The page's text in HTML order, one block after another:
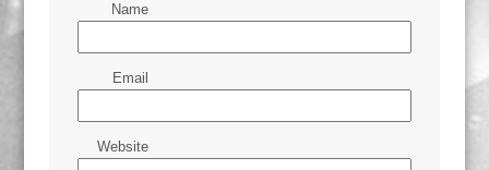
Name
Email
Website